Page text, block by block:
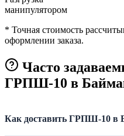
манипулятором
* Точная стоимость
оформлении заказа.
Часто
ГРПШ-10 в
Как доставить ГРПШ-10 в